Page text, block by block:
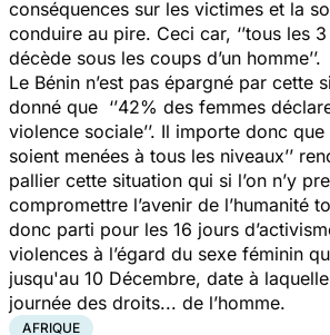
conséquences sur les victimes et la
conduire au pire. Ceci car, ‘’tous les
décède sous les coups d’un homme’’.
Le Bénin n’est pas épargné par cette
donné que ‘’42% des femmes
violence sociale’’. Il importe donc que
soient menées à tous les niveaux’’
pallier cette situation qui si l’on n’y
compromettre l’avenir de l’humanité
donc parti pour les 16 jours
violences à l’égard du sexe féminin
jusqu'au 10 Décembre, date à
journée des droits... de l’homme.
AFRIQUE